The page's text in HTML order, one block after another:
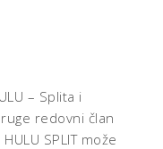
– Splita i
redovni član
SPLIT može